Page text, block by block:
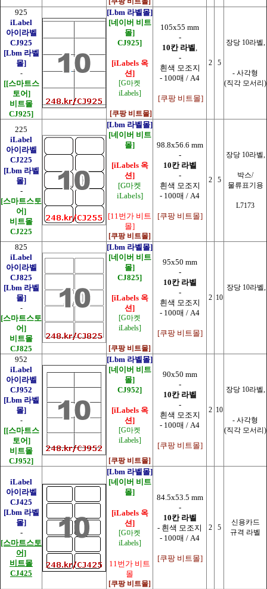
925
iLabel
아이라벨
CJ925
[Lbm 라벨
몰]
-
[[스마트스
토어]
비트몰
CJ925]
[Lbm 라벨몰]
[네이버 비트
몰]
CJ925]
[iLabels 옥
션]
[G마켓
iLabels]
[쿠팡 비트몰]
105x55 mm
-
10칸 라벨
-
흰색 모조지
- 100매 / A4
[쿠팡 비트몰]
2 5
장당 10라벨,
- 사각형
(직각 모서리)
225
iLabel
아이라벨
CJ225
[Lbm 라벨
몰]
-
[스마트스토
어]
비트몰
CJ225
[Lbm 라벨몰]
[네이버 비트
몰]
[iLabels 옥
션]
[G마켓
iLabels]
[11번가 비트
몰]
[쿠팡 비트몰]
98.8x56.6 mm
-
10칸 라벨
-
흰색 모조지
- 100매 / A4
[쿠팡 비트몰]
2 5
장당 10라벨,
박스/
물류표기용
L7173
825
iLabel
아이라벨
CJ825
[Lbm 라벨
몰]
-
[스마트스토
어]
비트몰
CJ825
[Lbm 라벨몰]
[네이버 비트
몰]
CJ825]
[iLabels 옥
션]
[G마켓
iLabels]
[쿠팡 비트몰]
95x50 mm
-
10칸 라벨
-
흰색 모조지
- 100매 / A4
[쿠팡 비트몰]
2 10
장당 10라벨,
952
iLabel
아이라벨
CJ952
[Lbm 라벨
몰]
-
[[스마트스
토어]
비트몰
CJ952]
[Lbm 라벨몰]
[네이버 비트
몰]
CJ952]
[iLabels 옥
션]
[G마켓
iLabels]
[쿠팡 비트몰]
90x50 mm
-
10칸 라벨
-
흰색 모조지
- 100매 / A4
[쿠팡 비트몰]
2 10
장당 10라벨,
- 사각형
(직각 모서리)
iLabel
아이라벨
CJ425
[Lbm 라벨
몰]
-
[스마트스토
어]
비트몰
CJ425
[Lbm 라벨몰]
[네이버 비트
몰]
[iLabels 옥
션]
[G마켓
iLabels]
11번가 비트
몰
[쿠팡 비트몰]
84.5x53.5 mm
-
10칸 라벨
- 흰색 모조지
- 100매 / A4
[쿠팡 비트몰]
2 5
신용카드
규격 라벨